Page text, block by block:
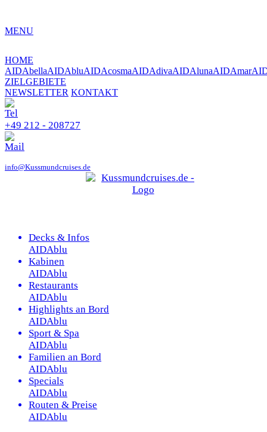
MENU
HOME
AIDAbellaAIDAbluAIDAcosmaAIDAdivaAIDAlunaAIDAmar
ZIELGEBIETE
NEWSLETTER KONTAKT
+49 212 - 208727
info@Kussmundcruises.de
Decks & Infos
AIDAblu
Kabinen
AIDAblu
Restaurants
AIDAblu
Highlights an Bord
AIDAblu
Sport & Spa
AIDAblu
Familien an Bord
AIDAblu
Specials
AIDAblu
Routen & Preise
AIDAblu